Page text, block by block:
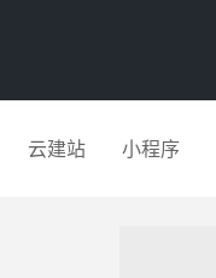
云建站 小程序